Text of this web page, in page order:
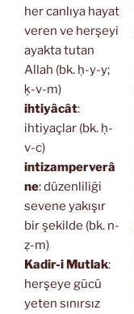
her canlıya hayat
veren ve herşeyi
ayakta tutan
Allah (bk. ḥ-y-y;
ḳ-v-m)
ihtiyâcât:
ihtiyaçlar (bk. ḥ-
v-c)
intizamperverâ
ne: düzenliliği
sevene yakışır
bir şekilde (bk. n-
ẓ-m)
Kadir-i Mutlak:
herşeye gücü
yeten sınırsız